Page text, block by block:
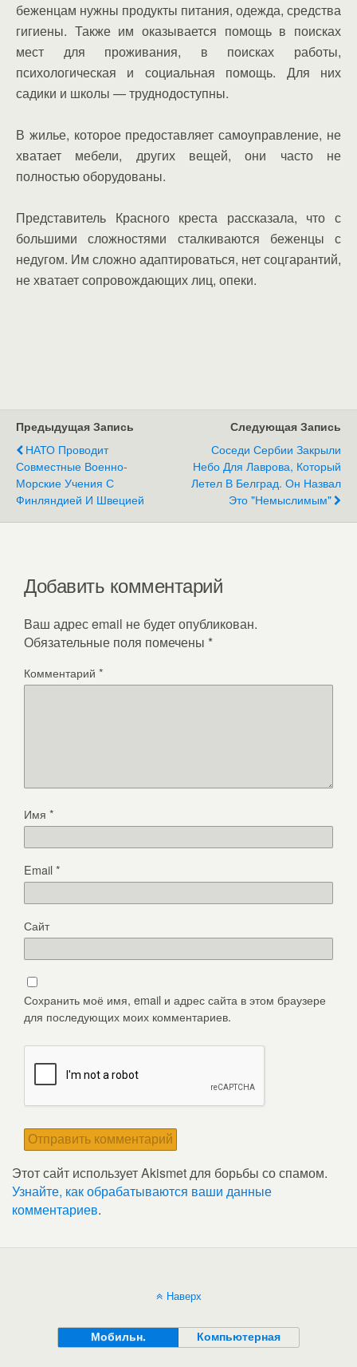
беженцам нужны продукты питания, одежда, средства
гигиены. Также им оказывается помощь в поисках
мест для проживания, в поисках работы,
психологическая и социальная помощь. Для них
садики и школы — труднодоступны.
В жилье, которое предоставляет самоуправление, не
хватает мебели, других вещей, они часто не
полностью оборудованы.
Представитель Красного креста рассказала, что с
большими сложностями сталкиваются беженцы с
недугом. Им сложно адаптироваться, нет соцгарантий,
не хватает сопровождающих лиц, опеки.
Предыдущая Запись
НАТО Проводит
Совместные Военно-
Морские Учения С
Финляндией И Швецией
Следующая Запись
Соседи Сербии Закрыли
Небо Для Лаврова, Который
Летел В Белград. Он Назвал
Это "немыслимым"
Добавить комментарий
Ваш адрес email не будет опубликован.
Обязательные поля помечены *
Комментарий *
Имя *
Email*
Сайт
Сохранить моё имя, email и адрес сайта в этом браузере
для последующих моих комментариев.
Этот сайт использует Akismet для борьбы со спамом.
Узнайте, как обрабатываются ваши данные
комментариев.
Наверх
Мобильн. Компьютерная